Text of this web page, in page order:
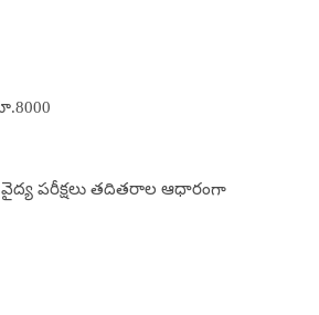
వైద్య పరీక్షలు తదితరాల ఆధారంగా